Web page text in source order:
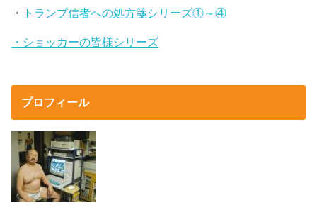
・ トランプ信者への処方箋シリーズ①～④
・ショッカーの皆様シリーズ
プロフィール